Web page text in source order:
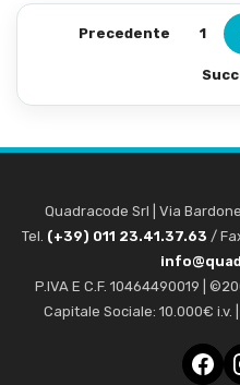
Precedente 1
Quadracode Srl Via
Tel. (+39) 011 23.41.37.63 /
P.IVA E C.F. 10464490019 |
Capitale Sociale: 10.000€ i.v. |